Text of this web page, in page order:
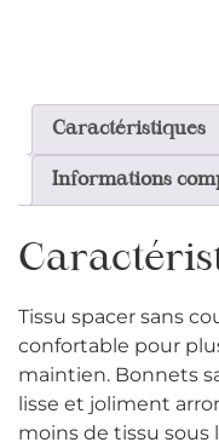
Caractéristiques
Informations
Tissu spacer sans
confortable pour
maintien. Bonnets
lisse et joliment
moins de tissu sous